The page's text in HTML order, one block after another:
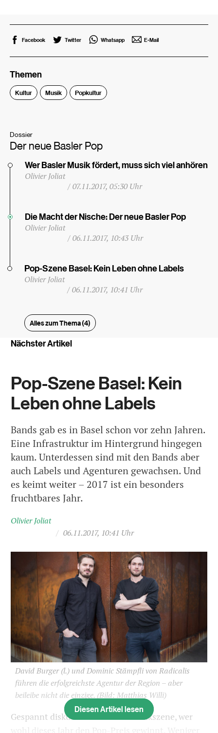
Facebook Twitter Whatsapp E-Mail
Themen
Kultur Musik Popkultur
Dossier
Der neue Basler Pop
Wer Basler Musik fördert, muss sich viel anhören
Olivier Joliat
/07.11.2017, 05:30 Uhr
Die Macht der Nische: Der neue Basler Pop
Olivier Joliat
/06.11.2017, 10:43 Uhr
Pop-Szene Basel: Kein Leben ohne Labels
Olivier Joliat
/06.11.2017, 10:41 Uhr
Alles zum Thema (4)
Nächster Artikel
Pop-Szene Basel: Kein
Leben ohne Labels
Bands gab es in Basel schon vor zehn Jahren.
Eine Infrastruktur im Hintergrund hingegen
kaum. Unterdessen sind mit den Bands aber
auch Labels und Agenturen gewachsen. Und
es keimt weiter – 2017 ist ein besonders
fruchtbares Jahr.
Olivier Joliat
/ 06.11.2017, 10:41 Uhr
David Burger (l.) und Dominic Stämpfli von Radicalis
führen die erfolgreichste Agentur der Region – aber
beileibe nicht die einzige. (Bild: Matthias Willi)
Gespannt diskutiert die Basler Musikszene, wer
wohl dieses Jahr den Pop-Preis gewinnt. Weniger
Diesen Artikel lesen